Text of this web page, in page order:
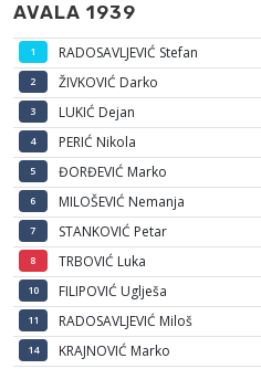
AVALA 1939
1 RADOSAVLJEVIĆ Stefan
2 ŽIVKOVIĆ Darko
3 LUKIĆ Dejan
4 PERIĆ Nikola
5 ĐORĐEVIĆ Marko
6 MILOŠEVIĆ Nemanja
7 STANKOVIĆ Petar
8 TRBOVIĆ Luka
10 FILIPOVIĆ Uglješa
11 RADOSAVLJEVIĆ Miloš
14 KRAJNOVIĆ Marko